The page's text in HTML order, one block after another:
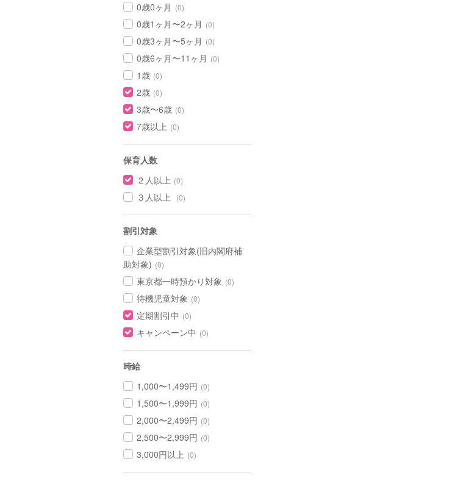
0歳0ヶ月 (0)
0歳1ヶ月〜2ヶ月 (0)
0歳3ヶ月〜5ヶ月 (0)
0歳6ヶ月〜11ヶ月 (0)
1歳 (0)
2歳 (0)
3歳〜6歳 (0)
7歳以上 (0)
保育人数
２人以上 (0)
３人以上 (0)
割引対象
企業型割引対象(旧内閣府補
助対象) (0)
東京都一時預かり対象 (0)
待機児童対象 (0)
定期割引中 (0)
キャンペーン中 (0)
時給
1,000〜1,499円 (0)
1,500〜1,999円 (0)
2,000〜2,499円 (0)
2,500〜2,999円 (0)
3,000円以上 (0)